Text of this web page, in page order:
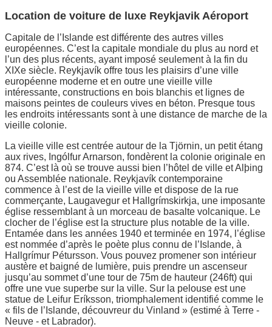
Location de voiture de luxe Reykjavik Aéroport
Capitale de l’Islande est différente des autres villes
européennes. C’est la capitale mondiale du plus au nord et
l’un des plus récents, ayant imposé seulement à la fin du
XIXe siècle. Reykjavík offre tous les plaisirs d’une ville
européenne moderne et en outre une vieille ville
intéressante, constructions en bois blanchis et lignes de
maisons peintes de couleurs vives en béton. Presque tous
les endroits intéressants sont à une distance de marche de la
vieille colonie.
La vieille ville est centrée autour de la Tjörnin, un petit étang
aux rives, Ingólfur Arnarson, fondèrent la colonie originale en
874. C’est là où se trouve aussi bien l’hôtel de ville et Alþing
ou Assemblée nationale. Reykjavík contemporaine
commence à l’est de la vieille ville et dispose de la rue
commerçante, Laugavegur et Hallgrímskirkja, une imposante
église ressemblant à un morceau de basalte volcanique. Le
clocher de l’église est la structure plus notable de la ville.
Entamée dans les années 1940 et terminée en 1974, l’église
est nommée d’après le poète plus connu de l’Islande, à
Hallgrímur Pétursson. Vous pouvez promener son intérieur
austère et baigné de lumière, puis prendre un ascenseur
jusqu’au sommet d’une tour de 75m de hauteur (246ft) qui
offre une vue superbe sur la ville. Sur la pelouse est une
statue de Leifur Eríksson, triomphalement identifié comme le
« fils de l’Islande, découvreur du Vinland » (estimé à Terre -
Neuve - et Labrador).